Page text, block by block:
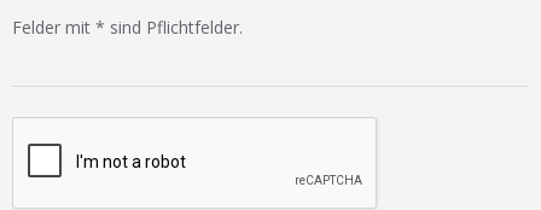
Felder mit * sind Pflichtfelder.